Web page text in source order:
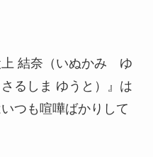
上 結奈（いぬかみ ゆ
るしま ゆうと）』は
つも喧嘩ばかりして